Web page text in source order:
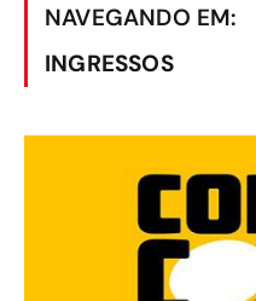
NAVEGANDO EM:
INGRESSOS